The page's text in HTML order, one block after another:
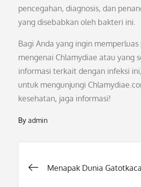
pencegahan, diagnosis, dan
yang disebabkan oleh bakteri ini.
Bagi Anda yang ingin
mengenai Chlamydiae atau yang
informasi terkait dengan infeksi
untuk mengunjungi
kesehatan, jaga informasi!
Byadmin
Post
Menapak Dunia